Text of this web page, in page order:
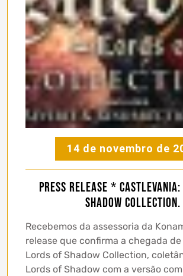
14 de novembro de
Press Release *
Shadow Collection.
Recebemos da assessoria da
release que confirma a chegada
Lords of Shadow Collection,
Lords of Shadow com a versão